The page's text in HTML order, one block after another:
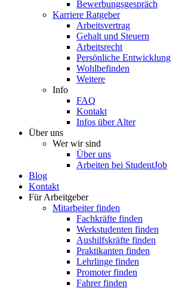
Bewerbungsgespräch
Karriere Ratgeber
Arbeitsvertrag
Gehalt und Steuern
Arbeitsrecht
Persönliche Entwicklung
Wohlbefinden
Weitere
Info
FAQ
Kontakt
Infos über Alter
Über uns
Wer wir sind
Über uns
Arbeiten bei StudentJob
Blog
Kontakt
Für Arbeitgeber
Mitarbeiter finden
Fachkräfte finden
Werkstudenten finden
Aushilfskräfte finden
Praktikanten finden
Lehrlinge finden
Promoter finden
Fahrer finden